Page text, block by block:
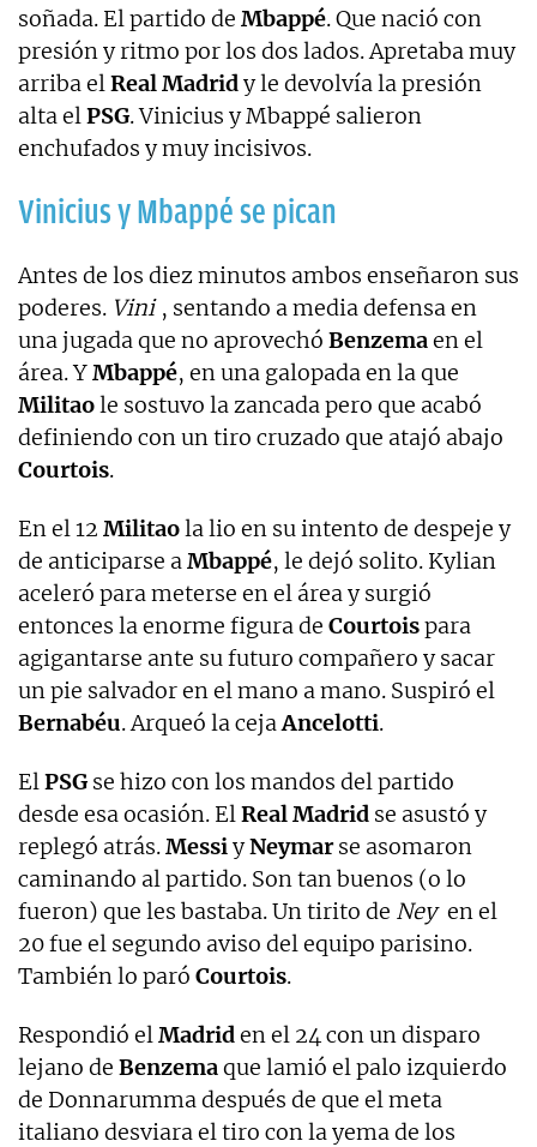
soñada. El partido de Mbappé. Que nació con
presión y ritmo por los dos lados. Apretaba muy
arriba elReal Madridy le devolvía la presión
alta elPSG. Vinicius y Mbappé salieron
enchufados y muy incisivos.
Vinicius y Mbappé se pican
Antes de los diez minutos ambos enseñaron sus
poderes. Vini , sentando a media defensa en
una jugada que no aprovechó Benzemaen el
área. YMbappé, en una galopada en la que
Militaole sostuvo la zancada pero que acabó
definiendo con un tiro cruzado que atajó abajo
Courtois.
En el 12 Militaola lio en su intento de despeje y
de anticiparse aMbappé, le dejó solito. Kylian
aceleró para meterse en el área y surgió
entonces la enorme figura de Courtoispara
agigantarse ante su futuro compañero y sacar
un pie salvador en el mano a mano. Suspiró el
Bernabéu. Arqueó la cejaAncelotti.
ElPSG se hizo con los mandos del partido
desde esa ocasión. ElReal Madrid se asustó y
replegó atrás.MessiyNeymarse asomaron
caminando al partido. Son tan buenos (o lo
fueron) que les bastaba. Un tirito de Ney en el
20 fue el segundo aviso del equipo parisino.
También lo paró Courtois.
Respondió elMadriden el 24 con un disparo
lejano de Benzemaque lamió el palo izquierdo
de Donnarumma después de que el meta
italiano desviara el tiro con la yema de los